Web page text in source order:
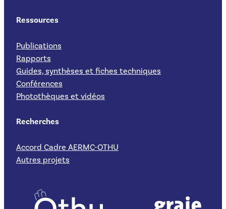
Ressources
Publications
Rapports
Guides, synthèses et fiches techniques
Conférences
Photothèques et vidéos
Recherches
Accord Cadre AERMC-OTHU
Autres projets